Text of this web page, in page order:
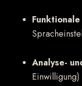
Analyse-
Einwilligung)